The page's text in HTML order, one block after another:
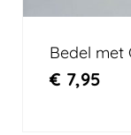
Bedel met
€ 7,95